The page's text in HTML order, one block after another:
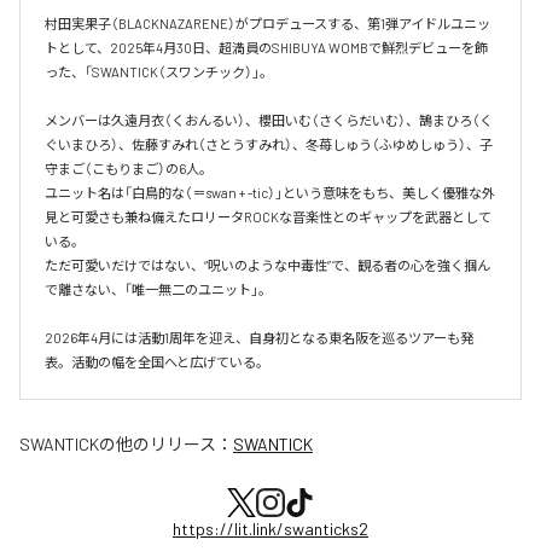
村田実果子（BLACKNAZARENE）がプロデュースする、第1弾アイドルユニッ
トとして、2025年4月30日、超満員のSHIBUYA WOMBで鮮烈デビューを飾
った、「SWANTICK（スワンチック）」。
メンバーは久遠月衣（くおんるい）、櫻田いむ（さくらだいむ）、鵠まひろ（く
ぐいまひろ）、佐藤すみれ（さとうすみれ）、冬苺しゅう（ふゆめしゅう）、子
守まご（こもりまご）の6人。
ユニット名は「白鳥的な（＝swan + -tic）」という意味をもち、美しく優雅な外
見と可愛さも兼ね備えたロリータROCKな音楽性とのギャップを武器として
いる。
ただ可愛いだけではない、“呪いのような中毒性”で、観る者の心を強く掴ん
で離さない、「唯一無二のユニット」。
2026年4月には活動1周年を迎え、自身初となる東名阪を巡るツアーも発
表。活動の幅を全国へと広げている。
SWANTICKの他のリリース： SWANTICK
https://lit.link/swanticks2